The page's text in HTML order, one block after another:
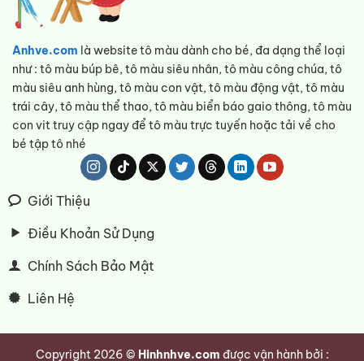
Anhve.com là website tô màu dành cho bé, đa dạng thể loại
như : tô màu búp bê, tô màu siêu nhân, tô màu công chúa, tô
màu siêu anh hùng, tô màu con vật, tô màu động vật, tô màu
trái cây, tô màu thể thao, tô màu biển báo gaio thông, tô màu
con vit truy cập ngay để tô màu trực tuyến hoặc tải về cho
bé tập tô nhé
Giới Thiệu
Điều Khoản Sử Dụng
Chính Sách Bảo Mật
Liên Hệ
Copyright 2026 © Hinhnhve.com được vận hành bởi :